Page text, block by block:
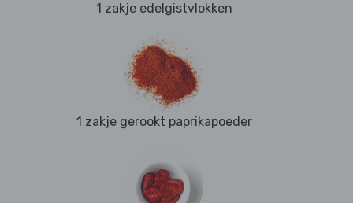
1 zakje edelgistvlokken
1 zakje gerookt paprikapoeder